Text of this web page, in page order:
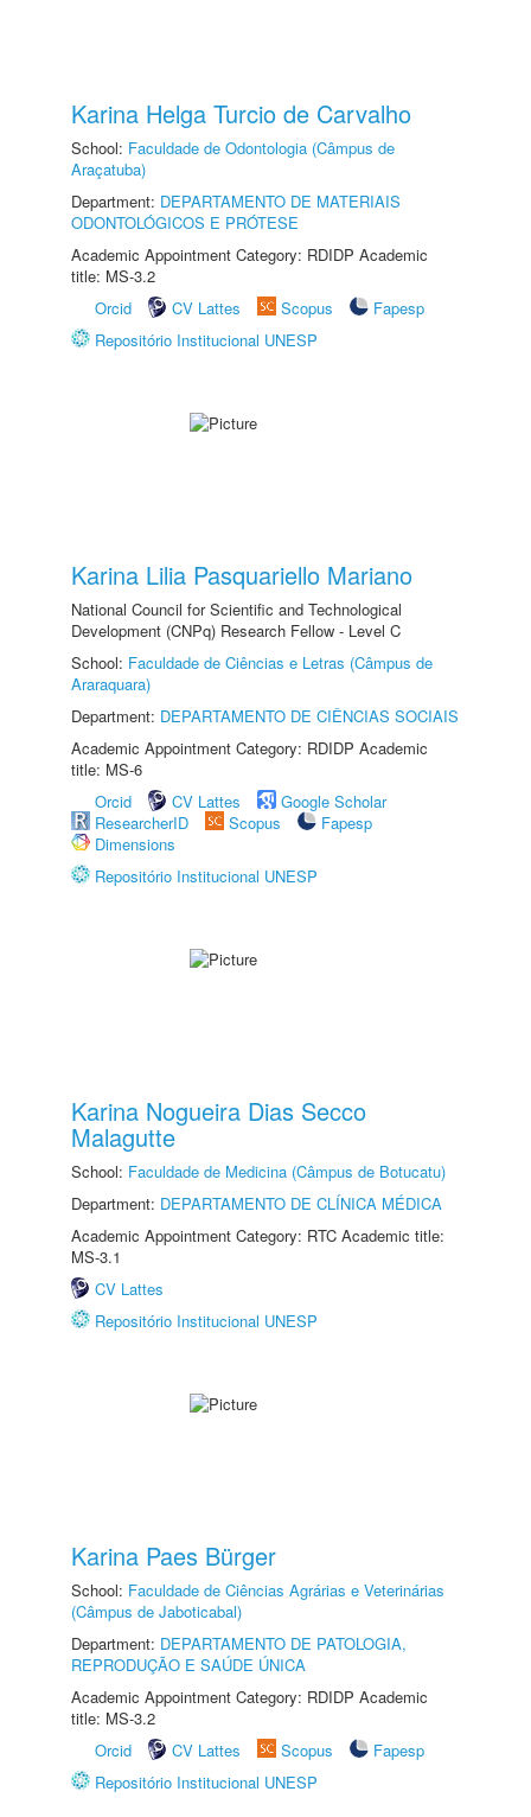
Karina Helga Turcio de Carvalho
School: Faculdade de Odontologia (Câmpus de
Araçatuba)
Department: DEPARTAMENTO DE MATERIAIS
ODONTOLÓGICOS E PRÓTESE
Academic Appointment Category: RDIDP Academic
title: MS-3.2
Orcid
CV Lattes Scopus
Fapesp
Repositório Institucional UNESP
Karina Lilia Pasquariello Mariano
National Council for Scientific and Technological
Development (CNPq) Research Fellow - Level C
School: Faculdade de Ciências e Letras (Câmpus de
Araraquara)
Department: DEPARTAMENTO DE CIÊNCIAS SOCIAIS
Academic Appointment Category: RDIDP Academic
title: MS-6
Orcid
CV Lattes
Google Scholar
ResearcherID
Scopus
Fapesp
Dimensions
Repositório Institucional UNESP
Karina Nogueira Dias Secco
Malagutte
School: Faculdade de Medicina (Câmpus de Botucatu)
Department: DEPARTAMENTO DE CLÍNICA MÉDICA
Academic Appointment Category: RTC Academic title:
MS-3.1
CV Lattes
Repositório Institucional UNESP
Karina Paes Bürger
School: Faculdade de Ciências Agrárias e Veterinárias
(Câmpus de Jaboticabal)
Department: DEPARTAMENTO DE PATOLOGIA,
REPRODUÇÃO E SAÚDE ÚNICA
Academic Appointment Category: RDIDP Academic
title: MS-3.2
Orcid
CV Lattes Scopus
Fapesp
Repositório Institucional UNESP